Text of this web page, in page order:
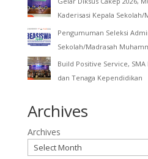
Kaderisasi Kepala Sekolah/
Pengumuman Seleksi
Sekolah/Madrasah
Build Positive Service,
dan Tenaga Kependidikan
Archives
Archives